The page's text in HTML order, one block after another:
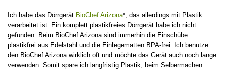
Ich habe das Dörrgerät BioChef Arizona*, das allerdings mit Plastik
verarbeitet ist. Ein komplett plastikfreies Dörrgerät habe ich nicht
gefunden. Beim BioChef Arizona sind immerhin die Einschübe
plastikfrei aus Edelstahl und die Einlegematten BPA-frei. Ich benutze
den BioChef Arizona wirklich oft und möchte das Gerät auch noch lange
verwenden. Somit spare ich langfristig Plastik, beim Selbermachen